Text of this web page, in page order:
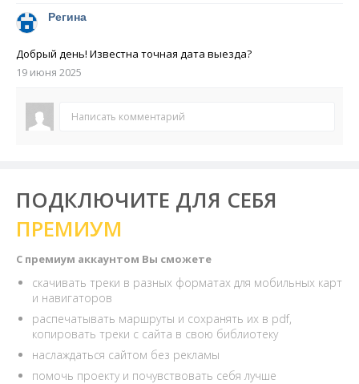
Регина
Добрый день! Известна точная дата выезда?
19 июня 2025
Написать комментарий
ПОДКЛЮЧИТЕ ДЛЯ СЕБЯ
ПРЕМИУМ
С премиум аккаунтом Вы сможете
скачивать треки в разных форматах для мобильных карт
и навигаторов
распечатывать маршруты и сохранять их в pdf,
копировать треки с сайта в свою библиотеку
наслаждаться сайтом без рекламы
помочь проекту и почувствовать себя лучше